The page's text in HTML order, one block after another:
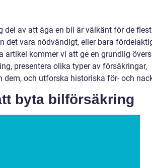
del av att äga en bil är välkänt för de
det vara nödvändigt, eller bara
artikel kommer vi att ge en grundlig
presentera olika typer av försäkringar,
och utforska historiska för- och
byta bilförsäkring